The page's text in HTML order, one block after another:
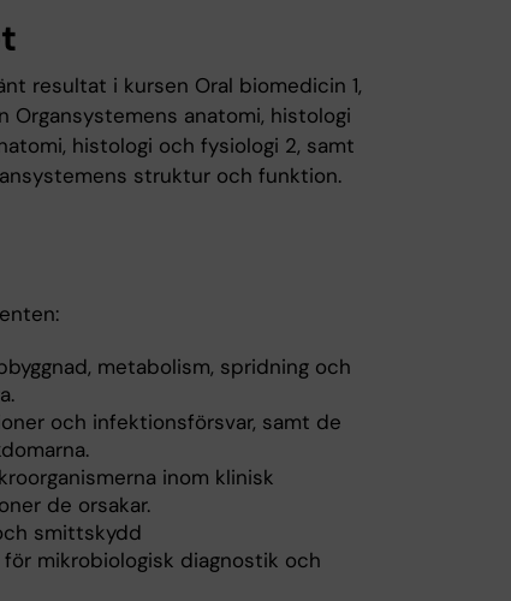
resultat i kursen Oral biomedicin 1,
anatomi, histologi
histologi och fysiologi 2, samt
struktur och funktion.
metabolism, spridning och
och infektionsförsvar, samt de
inom klinisk
de orsakar.
smittskydd
mikrobiologisk diagnostik och